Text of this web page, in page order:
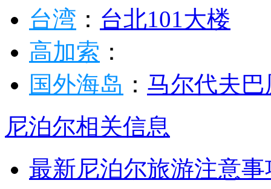
台湾 ： 台北101大楼
高加索 ：
国外海岛 ： 马尔代夫
尼泊尔相关信息
最新尼泊尔旅游注意